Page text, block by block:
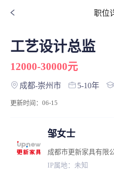
职位
工艺设计总监
12000-30000元
成都-崇州市 5-10年
更新时间：06-15
邹女士
成都市更新家具有限
IP属地：未知